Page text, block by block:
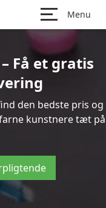
Menu
Få et gratis
den bedste pris og
kunstnere tæt på